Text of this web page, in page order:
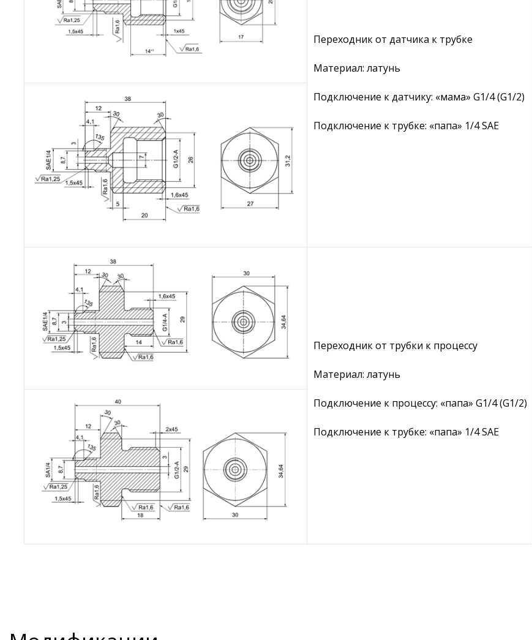
Переходник от датчика к трубке
Материал: латунь
Подключение к датчику: «мама» G1/4 (G1/2)
Подключение к трубке: «папа» 1/4 SAE
Переходник от трубки к процессу
Материал: латунь
Подключение к процессу: «папа» G1/4 (G1/2)
Подключение к трубке: «папа» 1/4 SAE